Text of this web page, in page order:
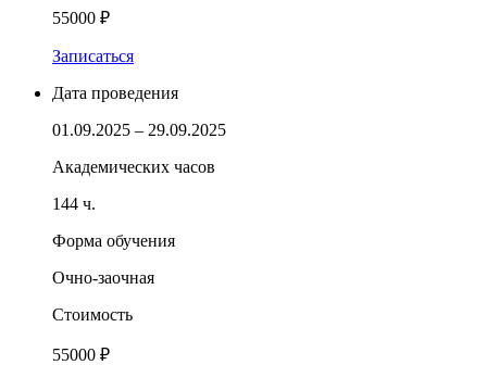
55000 ₽
Записаться
Дата проведения
01.09.2025 – 29.09.2025
Академических часов
144 ч.
Форма обучения
Очно-заочная
Стоимость
55000 ₽